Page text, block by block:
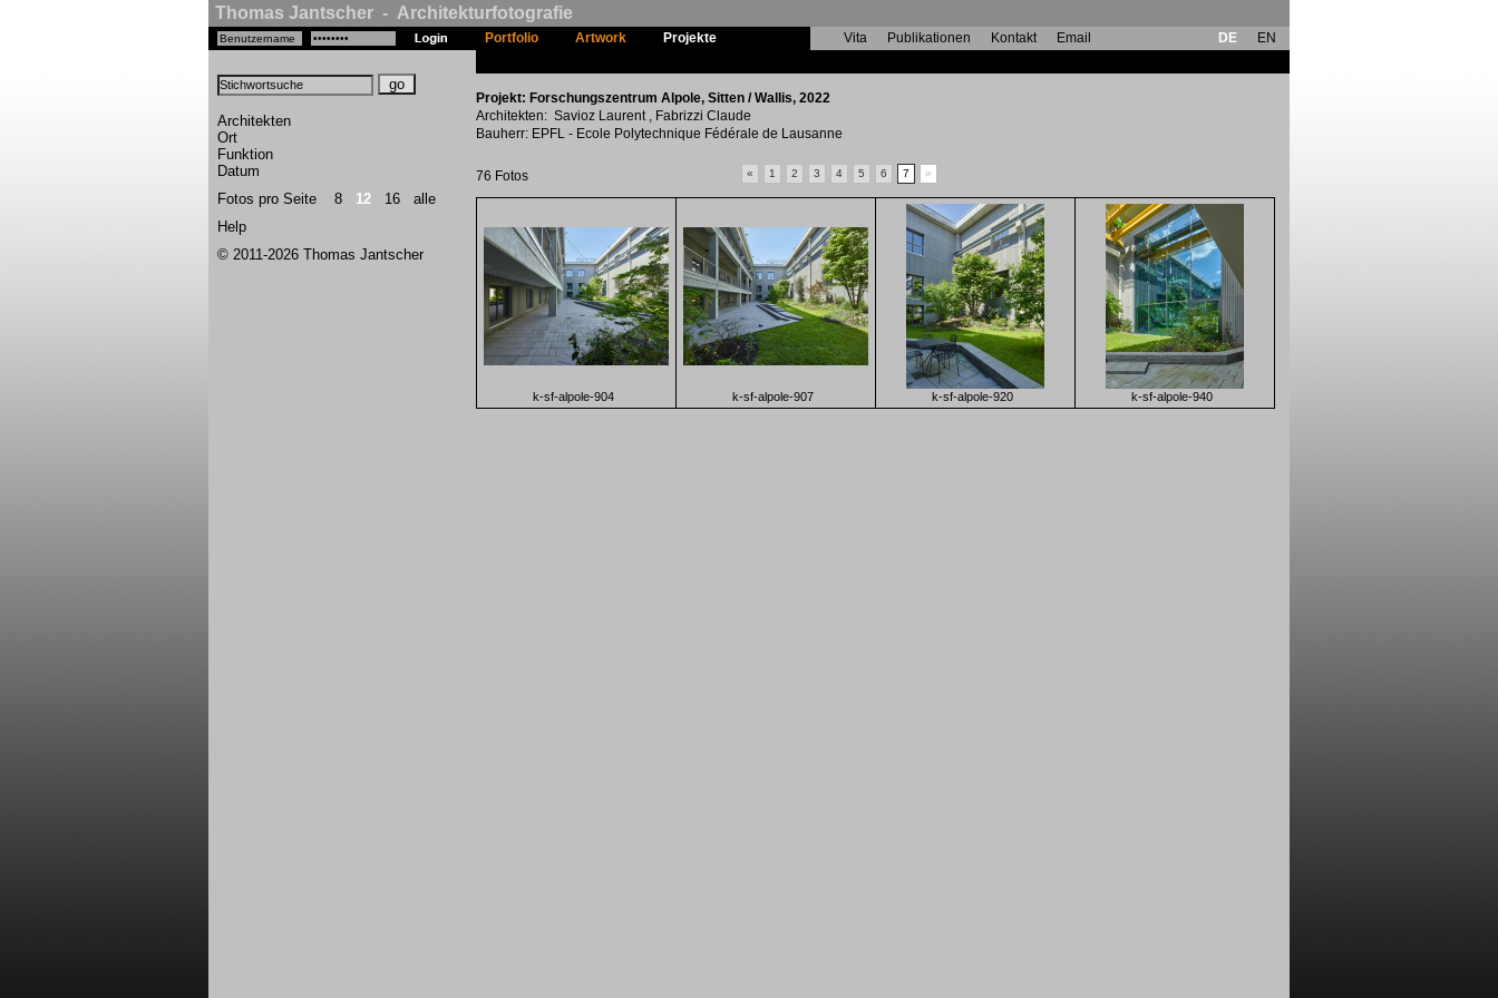
Thomas Jantscher - Architekturfotografie
Architekten
Ort
Funktion
Datum
Fotos pro Seite 8 12 16
alle
Help
© 2011-2026 Thomas Jantscher
Portfolio Artwork Projekte Vita Publikationen Kontakt Email DE
EN
Projekt: Forschungszentrum Alpole, Sitten / Wallis, 2022
Architekten: Savioz Laurent , Fabrizzi Claude
Bauherr: EPFL - Ecole Polytechnique Fédérale de Lausanne
76 Fotos « 1 2 3 4 5 6 7 »
k-sf-alpole-904 k-sf-alpole-907 k-sf-alpole-920 k-sf-alpole-940